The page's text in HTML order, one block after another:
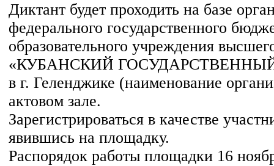
Диктант будет проходить на базе
федерального государственного
образовательного учреждения
«КУБАНСКИЙ
в г. Геленджике (наименование
актовом зале.
Зарегистрироваться в качестве
явившись на площадку.
Распорядок работы площадки 16